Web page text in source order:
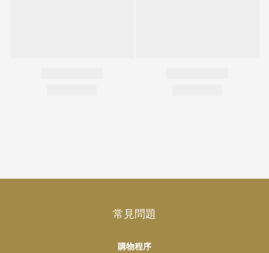
常見問題
購物程序